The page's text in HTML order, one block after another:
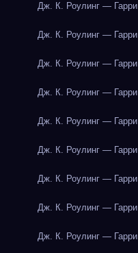
Дж. К. Роулинг —
Дж. К. Роулинг —
Дж. К. Роулинг —
Дж. К. Роулинг —
Дж. К. Роулинг —
Дж. К. Роулинг —
Дж. К. Роулинг —
Дж. К. Роулинг —
Дж. К. Роулинг —